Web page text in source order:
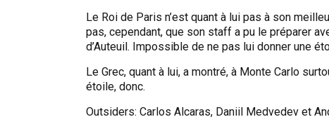
Le Roi de Paris n’est quant à lui pas à son
pas, cependant, que son staff a pu le préparer
d’Auteuil. Impossible de ne pas lui donner une
Le Grec, quant à lui, a montré, à Monte Carlo
étoile, donc.
Outsiders: Carlos Alcaras, Daniil Medvedev et